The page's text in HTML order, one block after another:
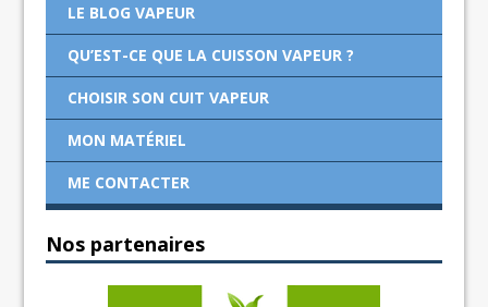
LE BLOG VAPEUR
QU’EST-CE QUE LA CUISSON VAPEUR ?
CHOISIR SON CUIT VAPEUR
MON MATÉRIEL
ME CONTACTER
Nos partenaires